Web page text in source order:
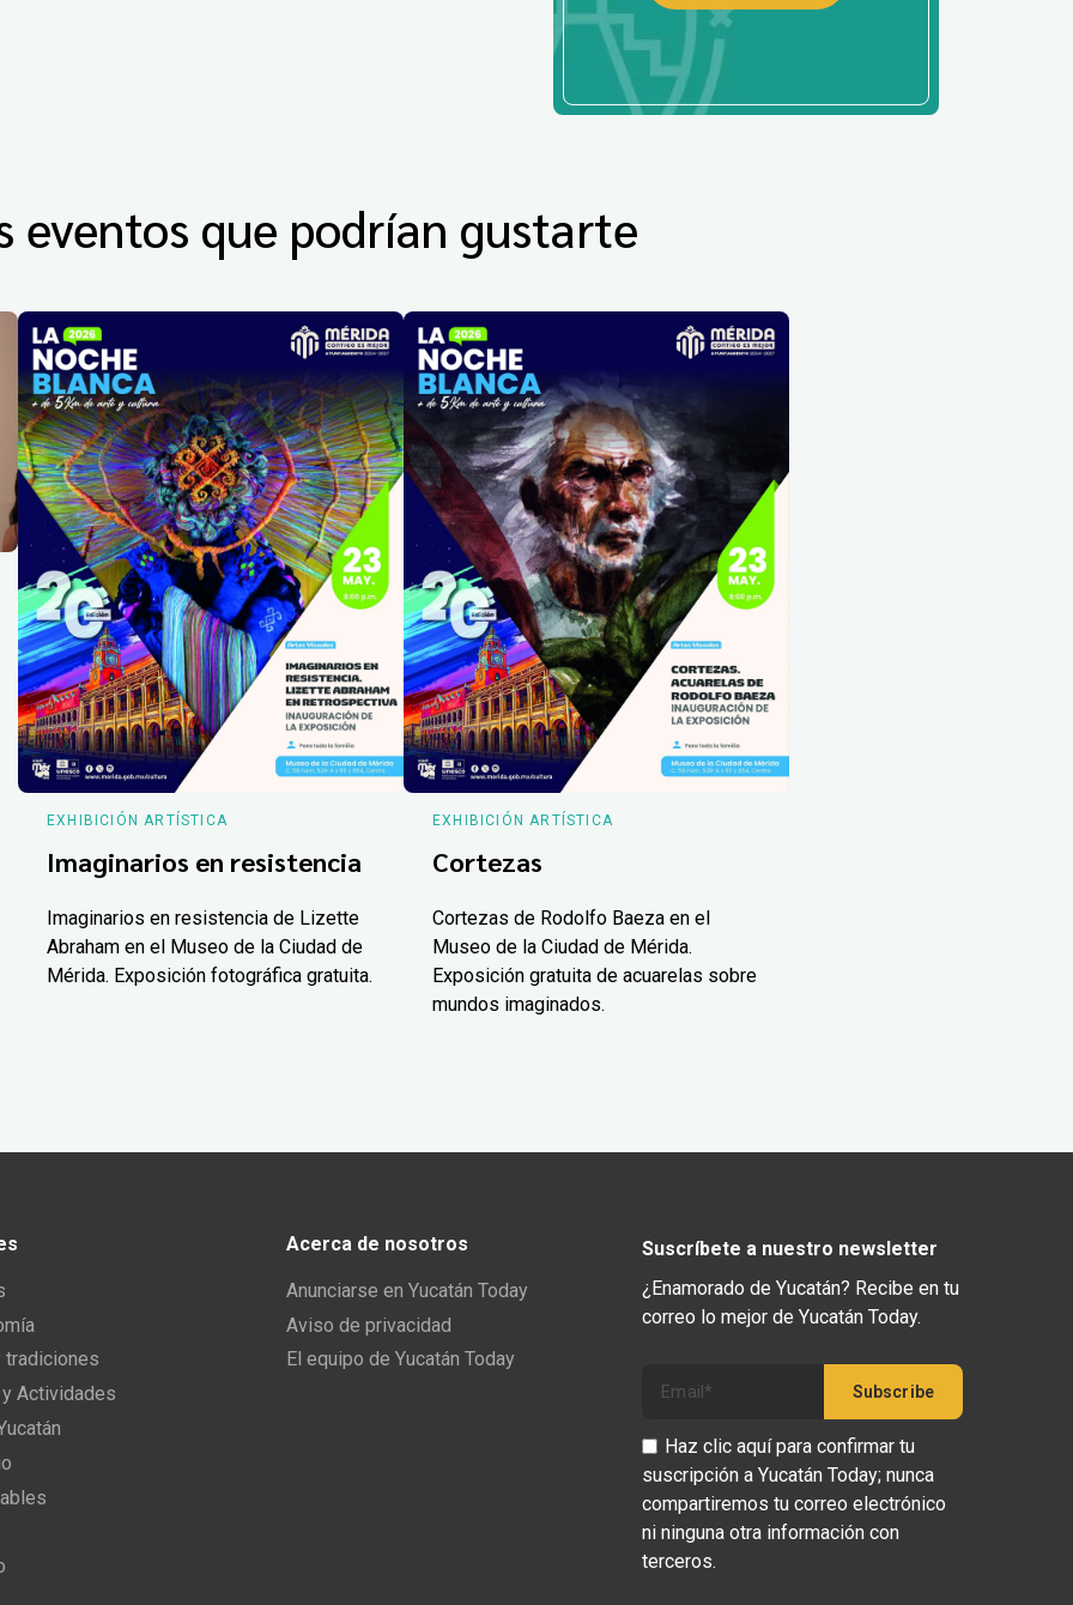
eventos que podrían gustarte
EXHIBICIÓN ARTÍSTICA
Imaginarios en resistencia
Imaginarios en resistencia de Lizette
Abraham en el Museo de la Ciudad de
Mérida. Exposición fotográfica gratuita.
EXHIBICIÓN ARTÍSTICA
Cortezas
Cortezas de Rodolfo Baeza en el
Museo de la Ciudad de Mérida.
Exposición gratuita de acuarelas sobre
mundos imaginados.
tradiciones
Actividades
Acerca de nosotros
Anunciarse en Yucatán Today
Aviso de privacidad
El equipo de Yucatán Today
Suscríbete a nuestro newsletter
¿Enamorado de Yucatán? Recibe en tu
correo lo mejor de Yucatán Today.
Haz clic aquí para confirmar tu
suscripción a Yucatán Today; nunca
compartiremos tu correo electrónico
ni ninguna otra información con
terceros.